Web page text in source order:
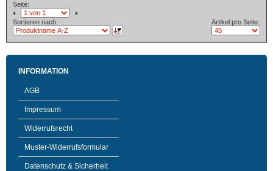
Seite:
Sortieren nach: Artikel pro Seite:
INFORMATION
AGB
Impressum
Widerrufsrecht
Muster-Widerrufsformular
Datenschutz & Sicherheit